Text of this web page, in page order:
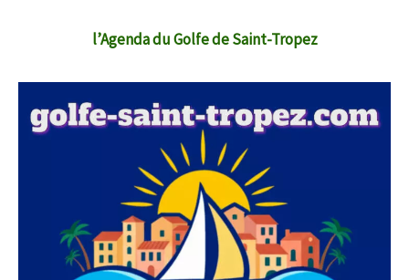
Ce mardi 4 août, la préfecture du Puy-de-Dôme a
Lire la suite →
Le feu de végétation qui a parcouru 100 hectares
dans l'Aude "désormais fixé"
06/08/2026 à 15:50
Un feu s'est déclaré ce jeudi dans l'Aude, à Montséret.
Plusieurs centaines de pompiers et des moyens aériens
ont été mobilisés pour lutter contre l'incendie désormais
Lire la suite →
l’Agenda du Golfe de Saint-Tropez